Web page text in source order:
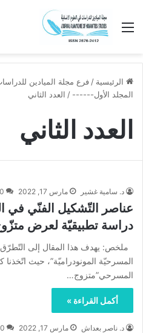
القائمة
الرئيسية / فرع مجلة الميادين
المجلد الأول------ / العدد الثاني
العدد الثاني
د. سامية غشير مارس 17, 2022 0
عناصر التّشكيل الفنّي في
دراسة تطبيقيّة لعرض
ملخص: يهدف هذا المقال إلى
المسرحيّة المونودراميّة”، حيث
المسرحي”متزوج…
أكمل القراءة »
د. ناصر بعداش مارس 17, 2022 0